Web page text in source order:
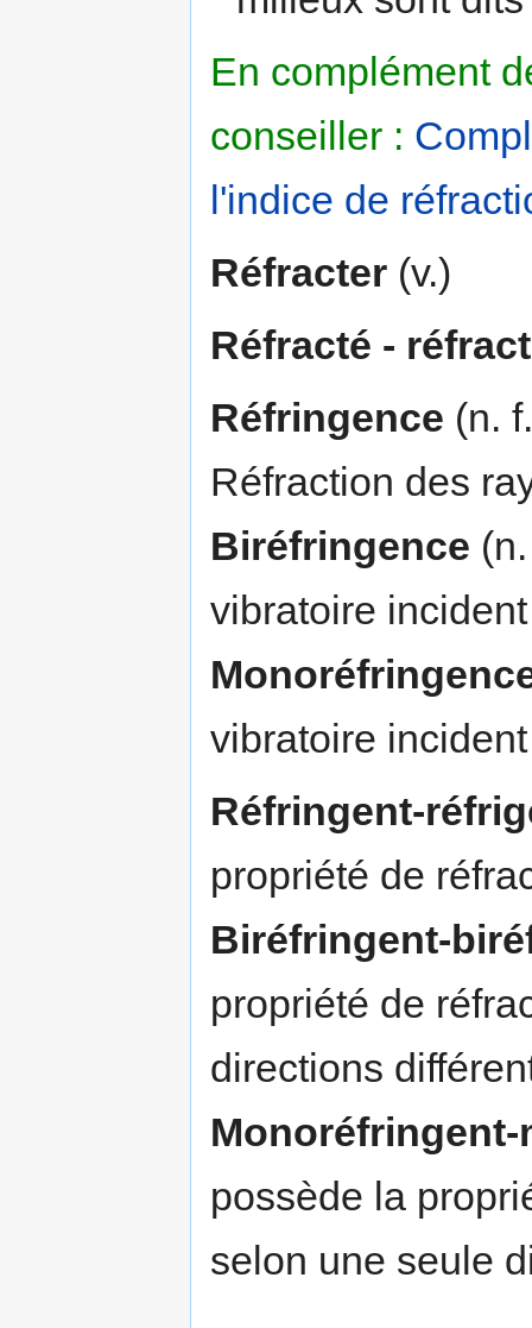
En complément
conseiller :
l'indice de
Réfracter (v.)
Réfracté -
Réfringence (n.
Réfraction des
Biréfringence
vibratoire
vibratoire
Réfringent-
propriété de
Biréfringent-
propriété de
directions
possède la
selon une seule